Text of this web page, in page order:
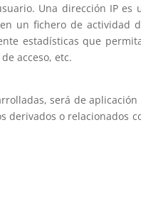
Una dirección IP es
un fichero de actividad
estadísticas que
acceso, etc.
será de aplicación
derivados o relacionados